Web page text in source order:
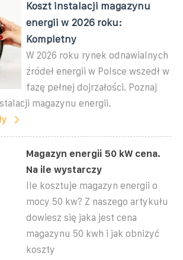
Koszt instalacji magazynu
energii w 2026 roku:
Kompletny
W 2026 roku rynek odnawialnych
źródeł energii w Polsce wszedł w
fazę pełnej dojrzałości. Poznaj
magazynu energii.
Magazyn energii 50 kW cena.
Na ile wystarczy
Ile kosztuje magazyn energii o
mocy 50 kw? Z naszego artykułu
dowiesz się jaka jest cena
magazynu 50 kwh i jak obniżyć
koszty